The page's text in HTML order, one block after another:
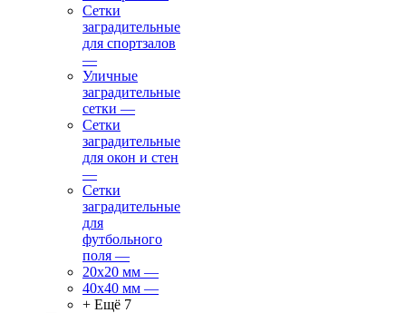
Сетки
заградительные
для спортзалов
—
Уличные
заградительные
сетки —
Сетки
заградительные
для окон и стен
—
Сетки
заградительные
для
футбольного
поля —
20х20 мм —
40х40 мм —
+ Ещё 7